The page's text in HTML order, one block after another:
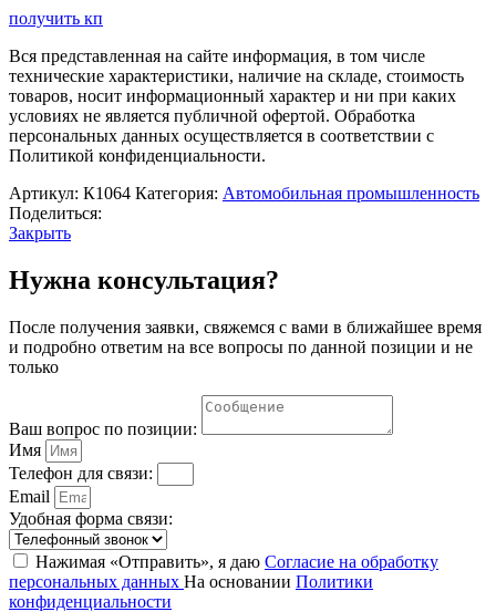
получить кп
Вся представленная на сайте информация, в том числе
технические характеристики, наличие на складе, стоимость
товаров, носит информационный характер и ни при каких
условиях не является публичной офертой. Обработка
персональных данных осуществляется в соответствии с
Политикой конфиденциальности.
Артикул: К1064 Категория: Автомобильная промышленность
Поделиться:
Закрыть
Нужна консультация?
После получения заявки, свяжемся с вами в ближайшее время
и подробно ответим на все вопросы по данной позиции и не
только
Ваш вопрос по позиции:
Имя
Телефон для связи:
Email
Удобная форма связи:
Нажимая «Отправить», я даю Согласие на обработку
персональных данных На основании Политики
конфиденциальности